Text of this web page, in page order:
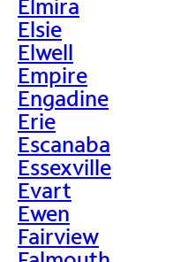
Elmira
Elsie
Elwell
Empire
Engadine
Erie
Escanaba
Essexville
Evart
Ewen
Fairview